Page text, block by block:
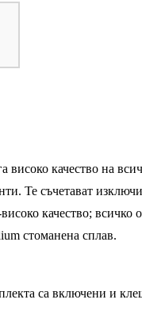
качество на
Те съчетават
качество;
стоманена сплав.
са включени и